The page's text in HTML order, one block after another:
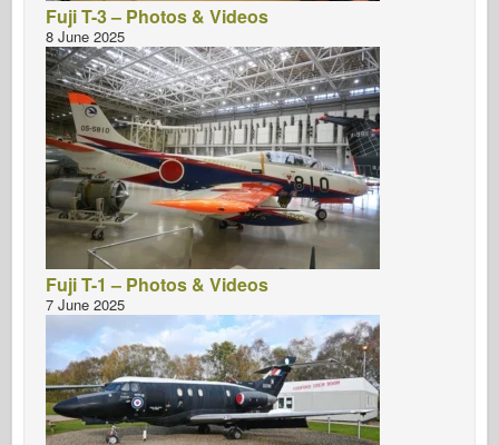
Fuji T-3 – Photos & Videos
8 June 2025
Fuji T-1 – Photos & Videos
7 June 2025